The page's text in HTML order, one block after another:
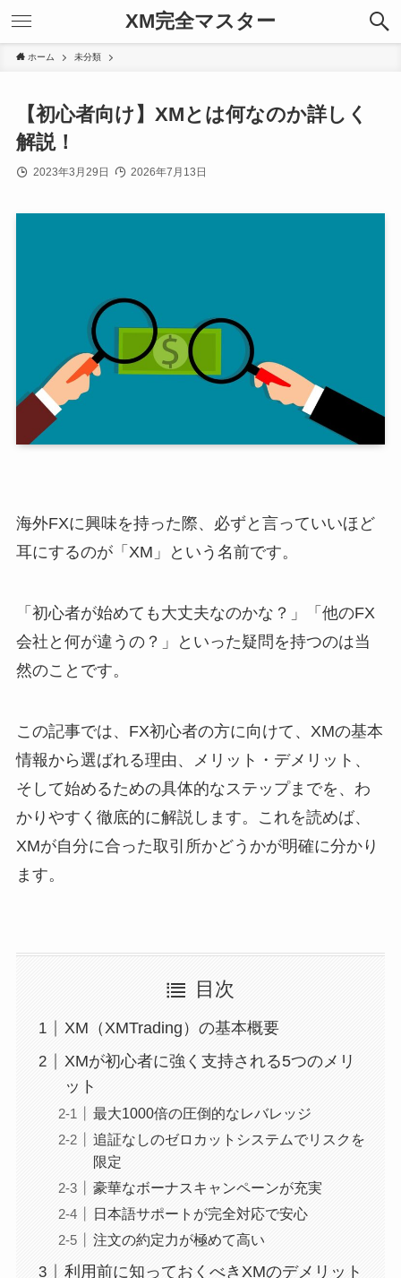
XM完全マスター
ホーム 未分類
【初心者向け】XMとは何なのか詳しく
解説！
2023年3月29日 2026年7月13日
海外FXに興味を持った際、必ずと言っていいほど
耳にするのが「XM」という名前です。
「初心者が始めても大丈夫なのかな？」「他のFX
会社と何が違うの？」といった疑問を持つのは当
然のことです。
この記事では、FX初心者の方に向けて、XMの基本
情報から選ばれる理由、メリット・デメリット、
そして始めるための具体的なステップまでを、わ
かりやすく徹底的に解説します。これを読めば、
XMが自分に合った取引所かどうかが明確に分かり
ます。
目次
XM（XMTrading）の基本概要
XMが初心者に強く支持される5つのメリ
ット
最大1000倍の圧倒的なレバレッジ
追証なしのゼロカットシステムでリスクを
限定
豪華なボーナスキャンペーンが充実
日本語サポートが完全対応で安心
注文の約定力が極めて高い
利用前に知っておくべきXMのデメリット